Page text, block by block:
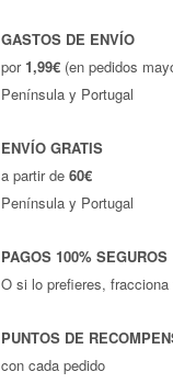
GASTOS DE ENVÍO
por 1,99€ (en pedidos
Península y Portugal
ENVÍO GRATIS
a partir de60€
Península y Portugal
PAGOS 100% SEGUROS
O si lo prefieres, fracciona
PUNTOS DE
con cada pedido